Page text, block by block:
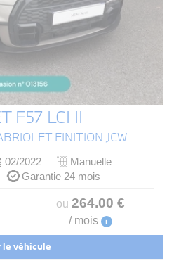
F57 LCI II
FINITION JCW
02/2022
Manuelle
Garantie 24 mois
ou 264.00 €
/ mois i
le véhicule